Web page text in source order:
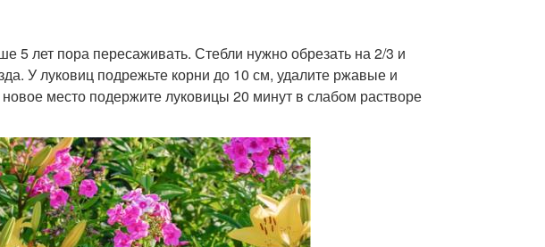
5 лет пора пересаживать. Стебли нужно обрезать на 2/3 и
У луковиц подрежьте корни до 10 см, удалите ржавые и
место подержите луковицы 20 минут в слабом растворе